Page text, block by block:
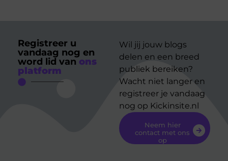
Registreer u
vandaag nog en
word lid van ons
platform
Wil jij jouw blogs
delen en een breed
publiek bereiken?
Wacht niet langer en
registreer je vandaag
nog op Kickinsite.nl
Neem hier
contact met ons
op